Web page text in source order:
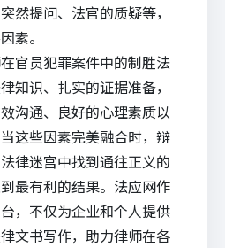
然提问、法官的质疑等，
素。
官员犯罪案件中的制胜法
知识、扎实的证据准备，
沟通、良好的心理素质以
这些因素完美融合时，辩
律迷宫中找到通往正义的
最有利的结果。 法应网作
，不仅为企业和个人提供
文书写作，助力律师在各